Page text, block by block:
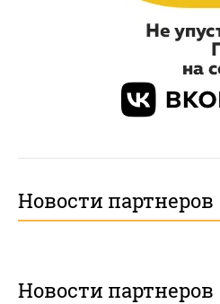
Новости партнеров
Новости партнеров